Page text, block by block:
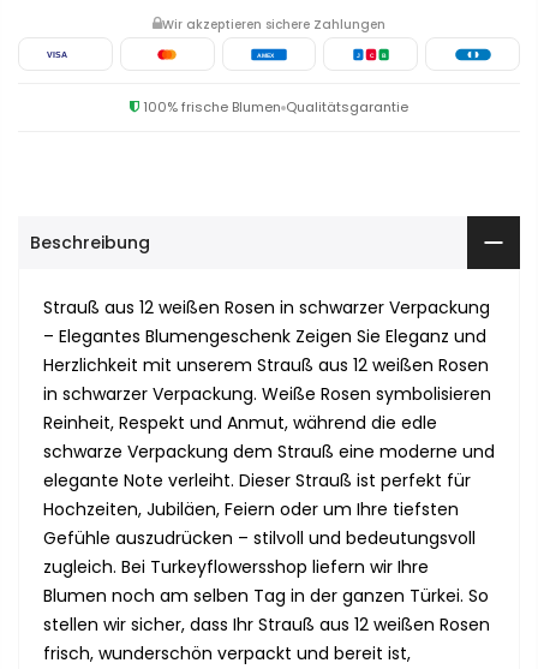
Wir akzeptieren sichere Zahlungen
VISA AMEX J C B
100% frische Blumen Qualitätsgarantie
Beschreibung
Strauß aus 12 weißen Rosen in schwarzer Verpackung
– Elegantes Blumengeschenk Zeigen Sie Eleganz und
Herzlichkeit mit unserem Strauß aus 12 weißen Rosen
in schwarzer Verpackung. Weiße Rosen symbolisieren
Reinheit, Respekt und Anmut, während die edle
schwarze Verpackung dem Strauß eine moderne und
elegante Note verleiht. Dieser Strauß ist perfekt für
Hochzeiten, Jubiläen, Feiern oder um Ihre tiefsten
Gefühle auszudrücken – stilvoll und bedeutungsvoll
zugleich. Bei Turkeyflowersshop liefern wir Ihre
Blumen noch am selben Tag in der ganzen Türkei. So
stellen wir sicher, dass Ihr Strauß aus 12 weißen Rosen
frisch, wunderschön verpackt und bereit ist,